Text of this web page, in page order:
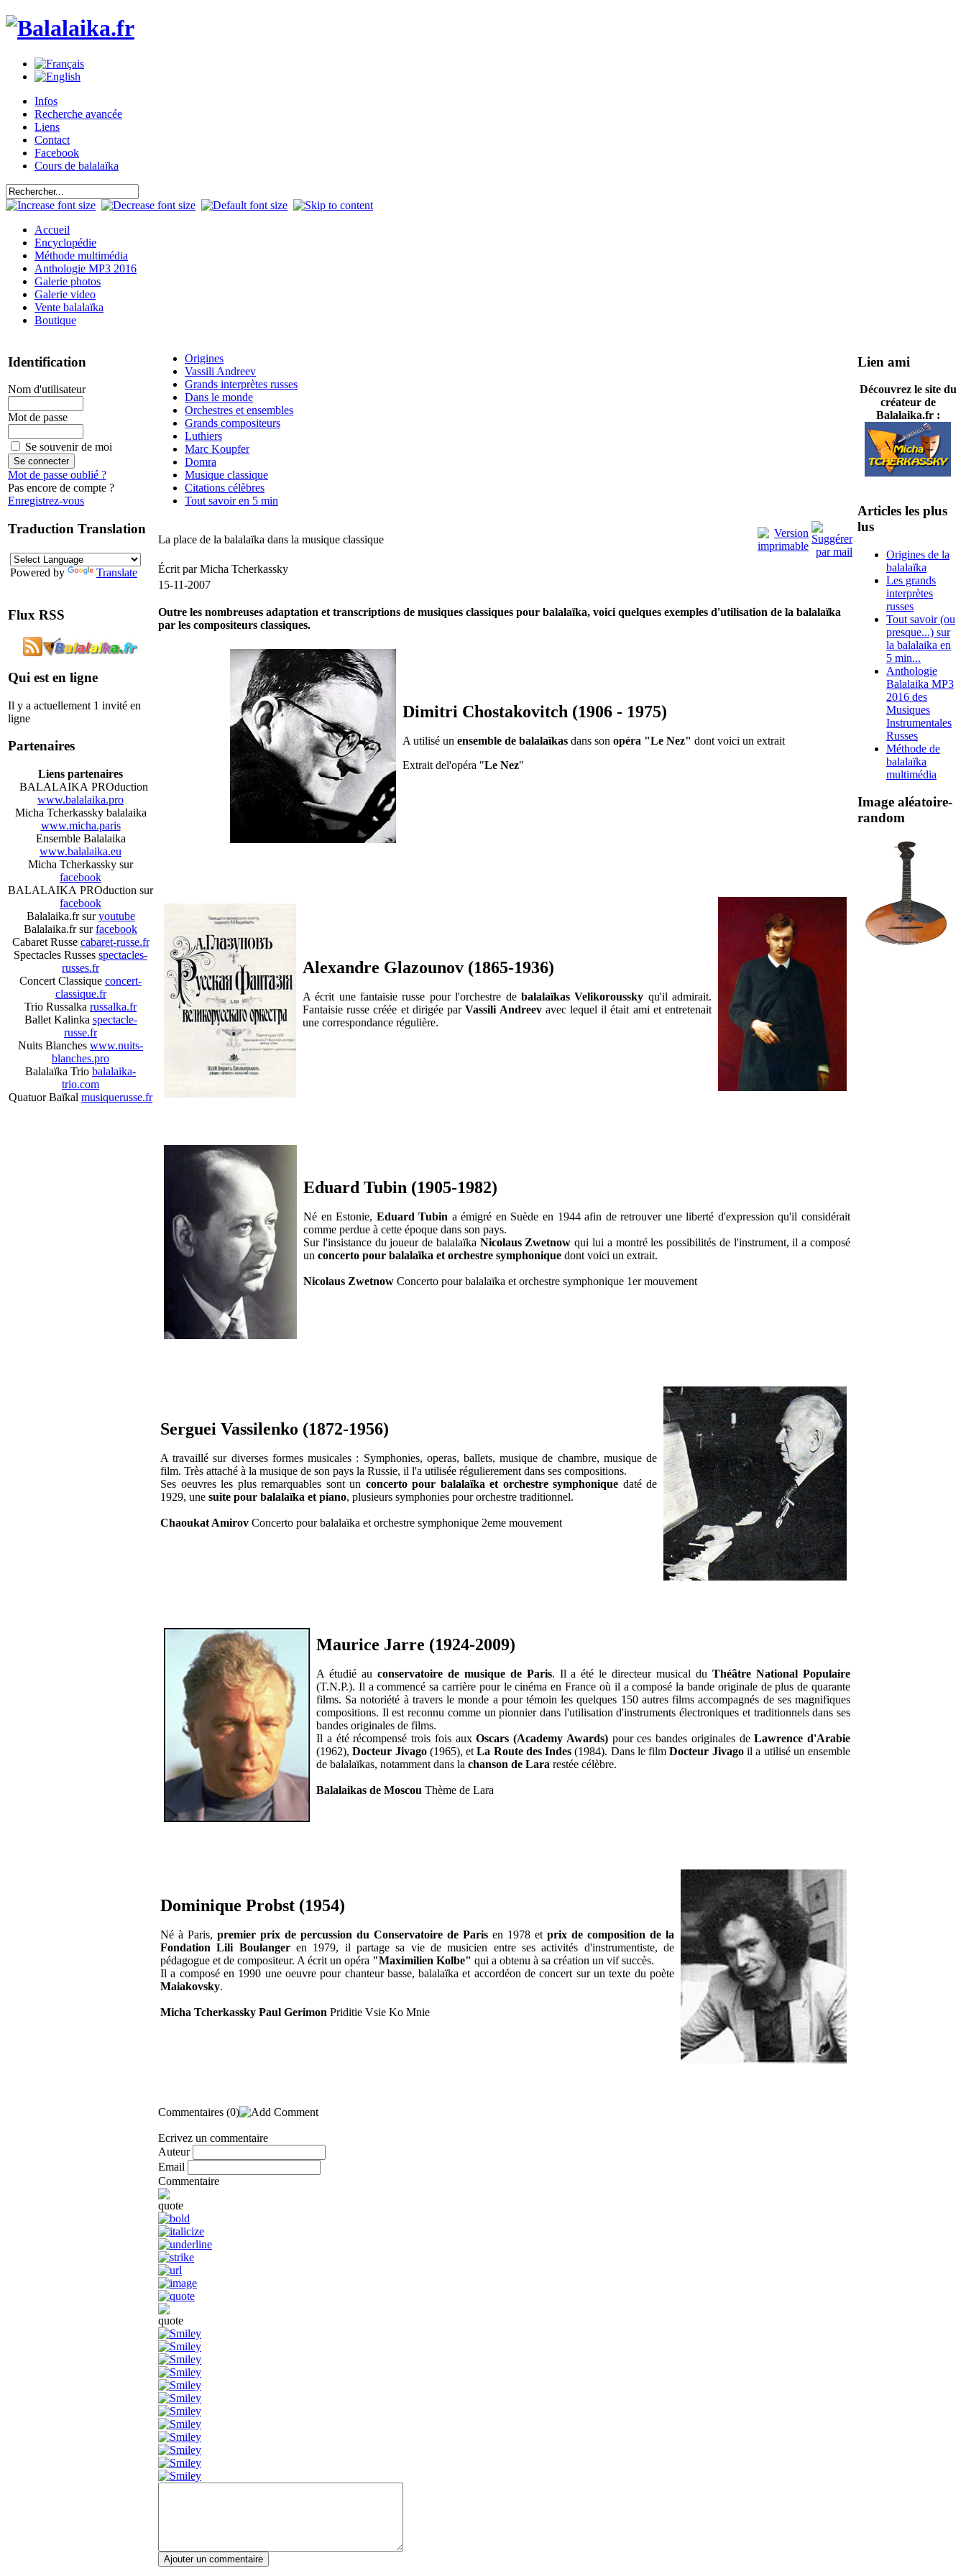
Infos
Recherche avancée
Liens
Contact
Facebook
Cours de balalaïka
Accueil
Encyclopédie
Méthode multimédia
Anthologie MP3 2016
Galerie photos
Galerie video
Vente balalaïka
Boutique
Identification
Nom d'utilisateur
Mot de passe
Se souvenir de moi
Mot de passe oublié ?
Pas encore de compte ?
Enregistrez-vous
Traduction Translation
Powered by Translate
Flux RSS
Qui est en ligne
Il y a actuellement 1 invité en
ligne
Partenaires
Liens partenaires
BALALAIKA PROduction
www.balalaika.pro
Micha Tcherkassky balalaika
www.micha.paris
Ensemble Balalaika
www.balalaika.eu
Micha Tcherkassky sur
facebook
BALALAIKA PROduction sur
facebook
Balalaika.fr suryoutube
Balalaika.fr surfacebook
Cabaret Russe cabaret-russe.fr
Spectacles Russes spectacles-
russes.fr
Concert Classique concert-
classique.fr
Trio Russalka russalka.fr
Ballet Kalinka spectacle-
russe.fr
Nuits Blanches www.nuits-
blanches.pro
Balalaïka Trio balalaika-
trio.com
Quatuor Baïkal musiquerusse.fr
Origines
Vassili Andreev
Grands interprètes russes
Dans le monde
Orchestres et ensembles
Grands compositeurs
Luthiers
Marc Koupfer
Domra
Musique classique
Citations célèbres
Tout savoir en 5 min
La place de la balalaïka dans la musique classique
Écrit par Micha Tcherkassky
15-11-2007
Outre les nombreuses adaptation et transcriptions de musiques classiques pour balalaïka, voici quelques exemples d'utilisation de la balalaïka
par les compositeurs classiques.
Dimitri Chostakovitch (1906 - 1975)
A utilisé un ensemble de balalaïkasdans son opéra "Le Nez" dont voici un extrait
Extrait del'opéra "Le Nez"
Alexandre Glazounov (1865-1936)
A écrit une fantaisie russe pour l'orchestre de balalaïkas Velikoroussky qu'il admirait.
Fantaisie russe créée et dirigée parVassili Andreevavec lequel il était ami et entretenait
une correspondance régulière.
Eduard Tubin (1905-1982)
Né en Estonie, Eduard Tubin a émigré en Suède en 1944 afin de retrouver une liberté d'expression qu'il considérait
comme perdue à cette époque dans son pays.
Sur l'insistance du joueur de balalaïka Nicolaus Zwetnow qui lui a montré les possibilités de l'instrument, il a composé
un concerto pour balalaïka et orchestre symphonique dont voici un extrait.
Nicolaus Zwetnow Concerto pour balalaïka et orchestre symphonique 1er mouvement
Serguei Vassilenko (1872-1956)
A travaillé sur diverses formes musicales : Symphonies, operas, ballets, musique de chambre, musique de
film. Très attaché à la musique de son pays la Russie, il l'a utilisée régulierement dans ses compositions.
Ses oeuvres les plus remarquables sont un concerto pour balalaïka et orchestre symphonique daté de
1929, une suite pour balalaïka et piano, plusieurs symphonies pour orchestre traditionnel.
Chaoukat Amirov Concerto pour balalaïka et orchestre symphonique 2eme mouvement
Maurice Jarre (1924-2009)
A étudié au conservatoire de musique de Paris. Il a été le directeur musical duThéâtre National Populaire
(T.N.P.). Il a commencé sa carrière pour le cinéma en France où il a composé la bande originale de plus de quarante
films. Sa notoriété à travers le monde a pour témoin les quelques 150 autres films accompagnés de ses magnifiques
compositions. Il est reconnu comme un pionnier dans l'utilisation d'instruments électroniques et traditionnels dans ses
bandes originales de films.
Il a été récompensé trois fois auxOscars (Academy Awards)pour ces bandes originales deLawrence d'Arabie
(1962),Docteur Jivago(1965), etLa Route des Indes (1984). Dans le filmDocteur Jivagoil a utilisé un ensemble
de balalaïkas, notamment dans la chanson de Lara restée célèbre.
Balalaikas de Moscou Thème de Lara
Dominique Probst (1954)
Né à Paris, premier prix de percussion du Conservatoire de Paris en 1978 et prix de composition de la
Fondation Lili Boulangeren 1979, il partage sa vie de musicien entre ses activités d'instrumentiste, de
pédagogue et de compositeur. A écrit un opéra "Maximilien Kolbe" qui a obtenu à sa création un vif succès.
Il a composé en 1990 une oeuvre pour chanteur basse, balalaïka et accordéon de concert sur un texte du poète
Maiakovsky.
Micha Tcherkassky Paul Gerimon Priditie Vsie Ko Mnie
Commentaires (0)
Ecrivez un commentaire
Auteur
Email
Commentaire
Ajouter un commentaire
Lien ami
Découvrez le site du
créateur de
Balalaika.fr :
Articles les plus
lus
Origines de la
balalaïka
Les grands
interprètes
russes
Tout savoir (ou
presque...) sur
la balalaika en
5 min...
Anthologie
Balalaika MP3
2016 des
Musiques
Instrumentales
Russes
Méthode de
balalaïka
multimédia
Image aléatoire-
random